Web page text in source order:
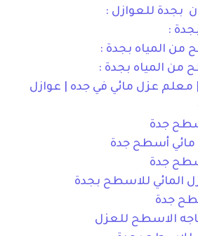
بجدة للعوازل :
:
المياه بجدة :
المياه بجدة :
معلم عزل مائي في جده | عوازل
جدة
أسطح جدة
جدة
المائي للاسطح بجدة
جدة
الاسطح للعزل